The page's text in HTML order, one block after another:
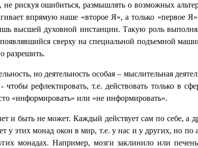
рискуя ошибиться, размышлять о возможных
впрямую наше «второе Я», а только «первое
высшей духовной инстанции. Такую роль
сверху на специальной подъемной
разрешить.
но деятельность особая – мыслительная
рефлектировать, т.е. действовать только в
«информировать» или «не информировать».
и быть не может. Каждый действует сам по себе, а
у этих монад окон в мир, т.е. у нас и у других, но
монадах. Например, мозги заклинило или